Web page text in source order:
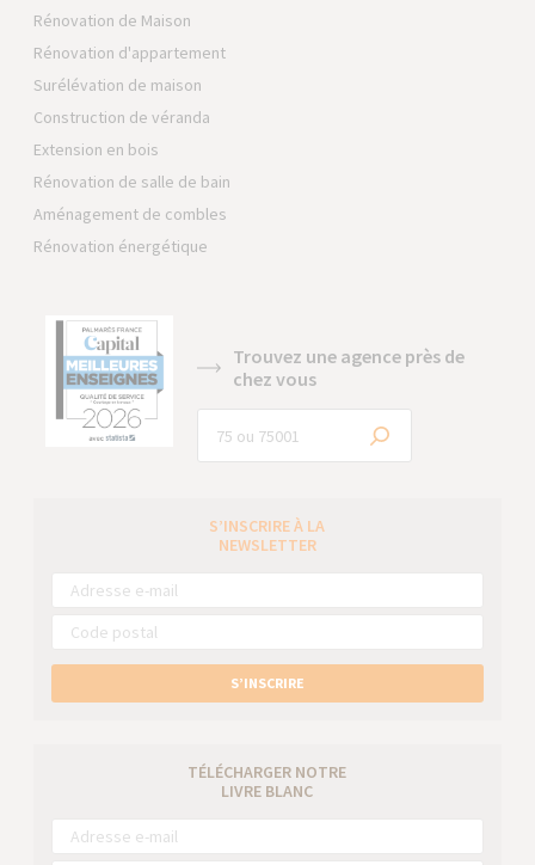
Rénovation de Maison
Rénovation d'appartement
Surélévation de maison
Construction de véranda
Extension en bois
Rénovation de salle de bain
Aménagement de combles
Rénovation énergétique
Trouvez une agence près de
chez vous
S’INSCRIRE À LA
NEWSLETTER
S’INSCRIRE
TÉLÉCHARGER NOTRE
LIVRE BLANC